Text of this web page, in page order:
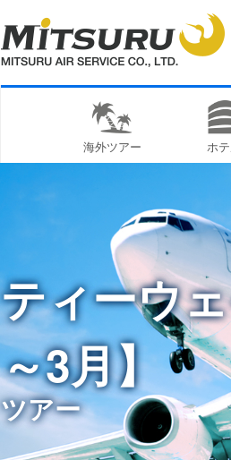
海外ツアー ホ
ティーウ
～3月】
ツアー